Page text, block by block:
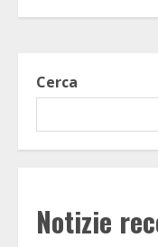
Cerca
Notizie